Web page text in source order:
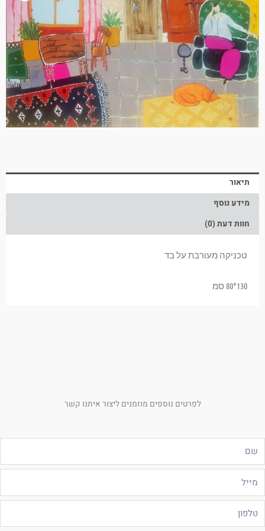
תיאור
מידע נוסף
חוות דעת (0)
טכניקהמעורבת על בד
130*80 סמ
לפרטים נוספים מוזמנים ליצור איתנו קשר